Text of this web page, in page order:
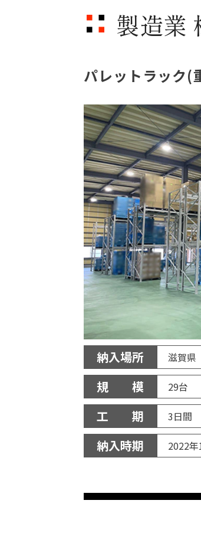
製造業
パレットラック(
納入場所 滋賀県
規 模 29台
工 期 3日間
納入時期 2022年